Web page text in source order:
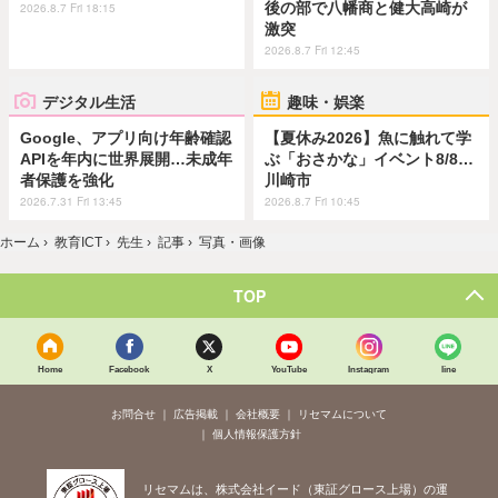
2026.8.7 Fri 18:15
後の部で八幡商と健大高崎が
激突
2026.8.7 Fri 12:45
デジタル生活
Google、アプリ向け年齢確認
APIを年内に世界展開…未成年
者保護を強化
2026.7.31 Fri 13:45
趣味・娯楽
【夏休み2026】魚に触れて学
ぶ「おさかな」イベント8/8…
川崎市
2026.8.7 Fri 10:45
ホーム › 教育ICT › 先生 › 記事 › 写真・画像
TOP
Home Facebook X YouTube Instagram line
お問合せ 広告掲載 会社概要
リセマムについて
個人情報保護方針
リセマムは、株式会社イード（東証グロース上場）の運